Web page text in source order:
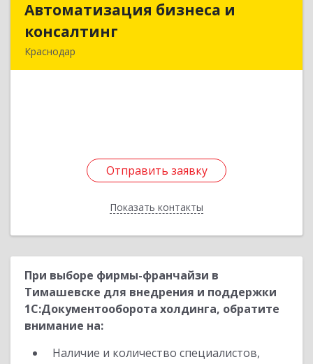
Автоматизация бизнеса и
консалтинг
Краснодар
Отправить заявку
Показать контакты
Автоматизация бизнеса и
Отправить заявку
Назад
При выборе фирмы-франчайзи в
Тимашевске для внедрения и поддержки
1С:Документооборота холдинга, обратите
внимание на:
Наличие и количество специалистов,